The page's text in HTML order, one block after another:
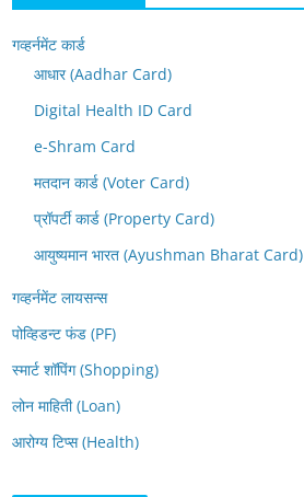
गव्हर्नमेंट कार्ड
आधार (Aadhar Card)
Digital Health ID Card
e-Shram Card
मतदान कार्ड (Voter Card)
प्रॉपर्टी कार्ड (Property Card)
आयुष्यमान भारत (Ayushman Bharat Card)
गव्हर्नमेंट लायसन्स
पोव्हिडन्ट फंड (PF)
स्मार्ट शॉपिंग (Shopping)
लोन माहिती (Loan)
आरोग्य टिप्स (Health)